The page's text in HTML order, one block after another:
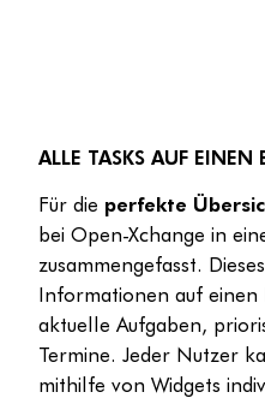
ALLE TASKS AUF EINEN
Für die perfekte
bei Open-Xchange in
zusammengefasst.
Informationen auf einen
aktuelle Aufgaben,
Termine. Jeder Nutzer
mithilfe von Widgets